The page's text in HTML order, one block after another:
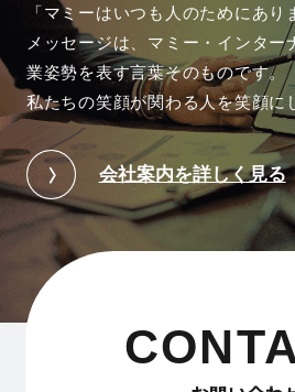
「マミーはいつも人のためにあり
メッセージは、 マミー・インター
業姿勢を表す言葉そのものです。
私たちの笑顔が関わる人を笑顔に
会社案内を詳しく見る